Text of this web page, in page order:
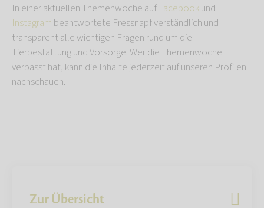
In einer aktuellen Themenwoche auf Facebookund
Instagram beantwortete Fressnapf verständlich und
transparent alle wichtigen Fragen rund um die
Tierbestattung und Vorsorge. Wer die Themenwoche
verpasst hat, kann die Inhalte jederzeit auf unseren Profilen
nachschauen.
Zur Übersicht